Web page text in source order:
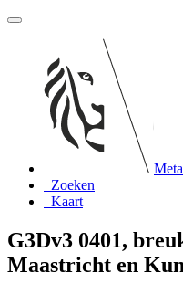
Zoeken
Kaart
G3Dv3 0401,
Maastricht en